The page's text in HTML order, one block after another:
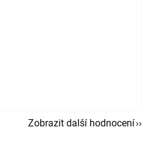
Zobrazit další hodnocení